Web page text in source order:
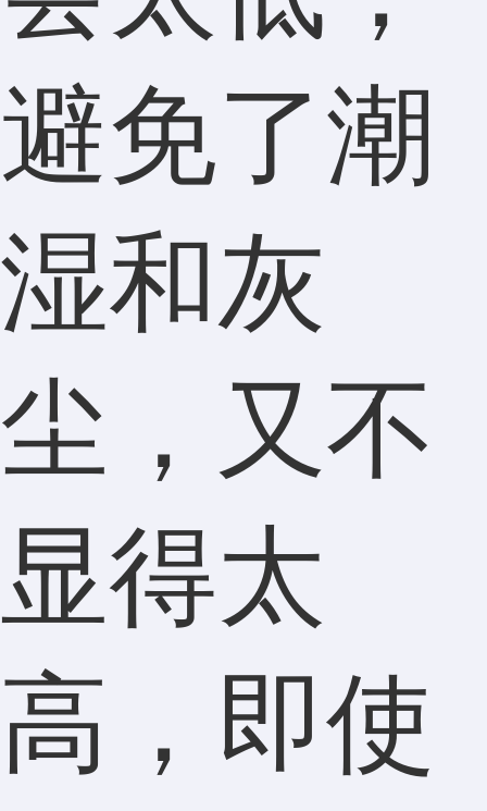
避免了潮
湿和灰
尘，又不
显得太
高，即使